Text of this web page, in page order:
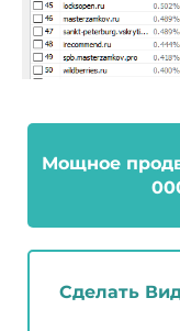
Мощное
Сделать